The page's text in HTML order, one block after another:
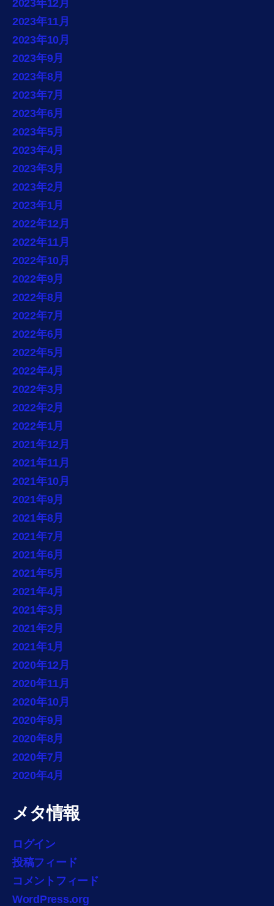
2023年12月
2023年11月
2023年10月
2023年9月
2023年8月
2023年7月
2023年6月
2023年5月
2023年4月
2023年3月
2023年2月
2023年1月
2022年12月
2022年11月
2022年10月
2022年9月
2022年8月
2022年7月
2022年6月
2022年5月
2022年4月
2022年3月
2022年2月
2022年1月
2021年12月
2021年11月
2021年10月
2021年9月
2021年8月
2021年7月
2021年6月
2021年5月
2021年4月
2021年3月
2021年2月
2021年1月
2020年12月
2020年11月
2020年10月
2020年9月
2020年8月
2020年7月
2020年4月
メタ情報
ログイン
投稿フィード
コメントフィード
WordPress.org